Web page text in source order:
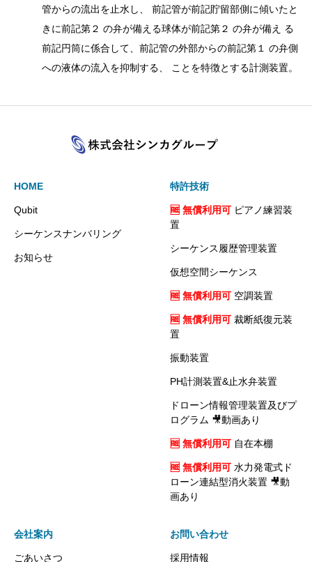
管からの流出を止水し、 前記管が前記貯留部側に傾いたと
きに前記第２ の弁が備える球体が前記第２ の弁が備え る
前記円筒に係合して、前記管の外部からの前記第１ の弁側
への液体の流入を抑制する、 ことを特徴とする計測装置。
HOME
Qubit
シーケンスナンバリング
お知らせ
特許技術
🆓 無償利用可 ピアノ練習装
置
シーケンス履歴管理装置
仮想空間シーケンス
🆓 無償利用可 空調装置
🆓 無償利用可 裁断紙復元装
置
振動装置
PH計測装置&止水弁装置
ドローン情報管理装置及びプ
ログラム 🎥動画あり
🆓 無償利用可 自在本棚
🆓 無償利用可 水力発電式ド
ローン連結型消火装置 🎥動
画あり
会社案内
ごあいさつ
お問い合わせ
採用情報